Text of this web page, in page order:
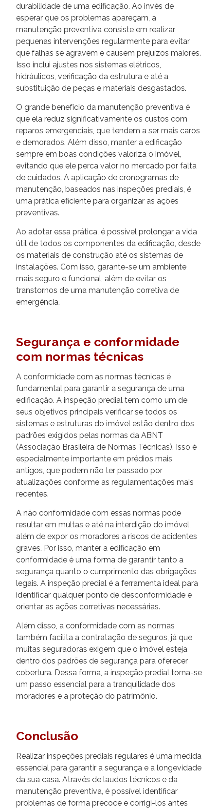
durabilidade de uma edificação. Ao invés de
esperar que os problemas apareçam, a
manutenção preventiva consiste em realizar
pequenas intervenções regularmente para evitar
que falhas se agravem e causem prejuízos maiores.
Isso inclui ajustes nos sistemas elétricos,
hidráulicos, verificação da estrutura e até a
substituição de peças e materiais desgastados.
O grande benefício da manutenção preventiva é
que ela reduz significativamente os custos com
reparos emergenciais, que tendem a ser mais caros
e demorados. Além disso, manter a edificação
sempre em boas condições valoriza o imóvel,
evitando que ele perca valor no mercado por falta
de cuidados. A aplicação de cronogramas de
manutenção, baseados nas inspeções prediais, é
uma prática eficiente para organizar as ações
preventivas.
Ao adotar essa prática, é possível prolongar a vida
útil de todos os componentes da edificação, desde
os materiais de construção até os sistemas de
instalações. Com isso, garante-se um ambiente
mais seguro e funcional, além de evitar os
transtornos de uma manutenção corretiva de
emergência.
Segurança e conformidade
com normas técnicas
A conformidade com as normas técnicas é
fundamental para garantir a segurança de uma
edificação. A inspeção predial tem como um de
seus objetivos principais verificar se todos os
sistemas e estruturas do imóvel estão dentro dos
padrões exigidos pelas normas da ABNT
(Associação Brasileira de Normas Técnicas). Isso é
especialmente importante em prédios mais
antigos, que podem não ter passado por
atualizações conforme as regulamentações mais
recentes.
A não conformidade com essas normas pode
resultar em multas e até na interdição do imóvel,
além de expor os moradores a riscos de acidentes
graves. Por isso, manter a edificação em
conformidade é uma forma de garantir tanto a
segurança quanto o cumprimento das obrigações
legais. A inspeção predial é a ferramenta ideal para
identificar qualquer ponto de desconformidade e
orientar as ações corretivas necessárias.
Além disso, a conformidade com as normas
também facilita a contratação de seguros, já que
muitas seguradoras exigem que o imóvel esteja
dentro dos padrões de segurança para oferecer
cobertura. Dessa forma, a inspeção predial torna-se
um passo essencial para a tranquilidade dos
moradores e a proteção do patrimônio.
Conclusão
Realizar inspeções prediais regulares é uma medida
essencial para garantir a segurança e a longevidade
da sua casa. Através de laudos técnicos e da
manutenção preventiva, é possível identificar
problemas de forma precoce e corrigi-los antes